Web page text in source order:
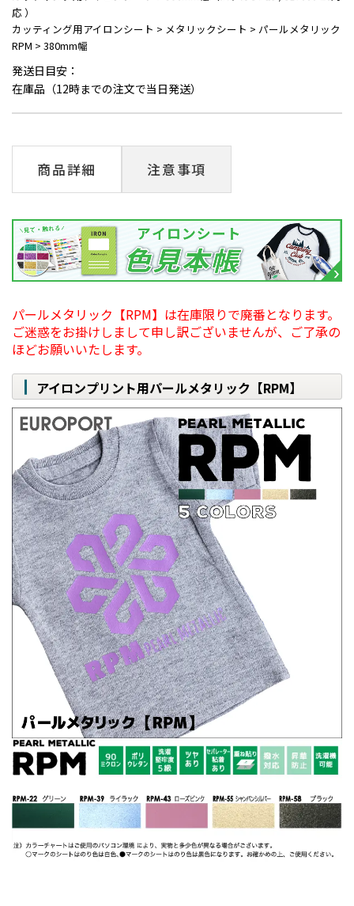
応 ）
カッティング用アイロンシート > メタリックシート > パールメタリック
RPM > 380mm幅
発送日目安：
在庫品（12時までの注文で当日発送）
商品詳細 注意事項
パールメタリック【RPM】は在庫限りで廃番となります。
ご迷惑をお掛けしまして申し訳ございませんが、ご了承の
ほどお願いいたします。
アイロンプリント用パールメタリック【RPM】